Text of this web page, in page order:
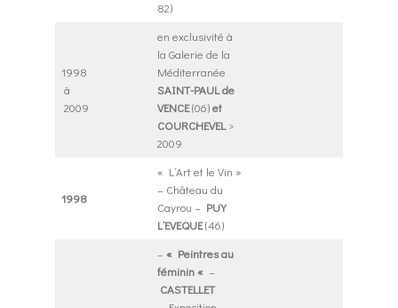
82)
1998
à
2009
en exclusivité à
la Galerie de la
Méditerranée
SAINT-PAUL de
VENCE(06)et
COURCHEVEL>
2009
1998
« L’Art et le Vin »
– Château du
Cayrou – PUY
L’EVEQUE(46)
– « Peintres au
féminin « –
CASTELLET